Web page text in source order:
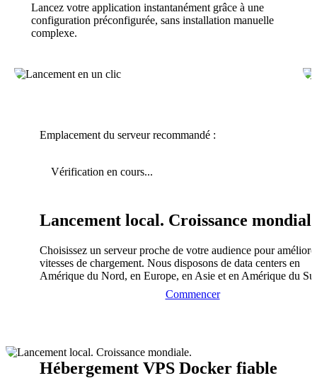
Lancez votre application instantanément grâce à une
configuration préconfigurée, sans installation manuelle
complexe.
Emplacement du serveur recommandé :
Vérification en cours...
Lancement local. Croissance
Choisissez un serveur proche de votre audience pour
vitesses de chargement. Nous disposons de data centers en
Amérique du Nord, en Europe, en Asie et en Amérique du
Commencer
Hébergement VPS Docker fiable